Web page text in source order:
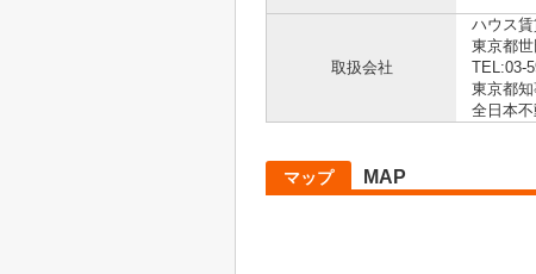
取扱会社
ハウス
東京都
TEL:03-
東京都
全日本
マップ MAP